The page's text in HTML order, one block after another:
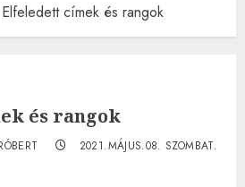
Elfeledett címek és rangok
és rangok
2021.MÁJUS.08. SZOMBAT.